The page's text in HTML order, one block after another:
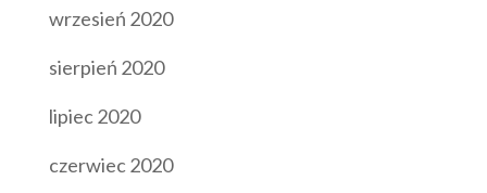
wrzesień 2020
sierpień 2020
lipiec 2020
czerwiec 2020